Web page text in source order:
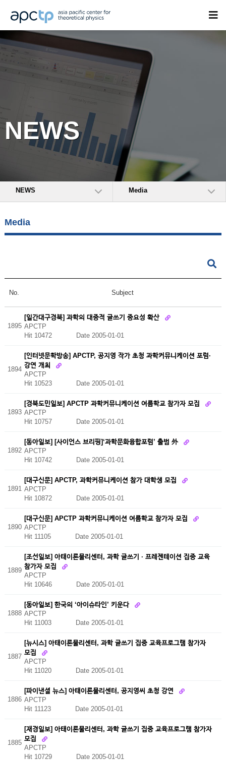
NEWS
NEWS Media
Media
No. Subject
1895
[일간대구경북] 과학의 대중적 글쓰기 중요성 확산
APCTP
Hit 10472
Date 2005-01-01
1894
[인터넷문학방송] APCTP, 공지영 작가 초청 과학커뮤니케이션 포럼·
강연 개최
APCTP
Hit 10523 Date 2005-01-01
1893
[경북도민일보] APCTP 과학커뮤니케이션 여름학교 참가자 모집
APCTP
Hit 10757
Date 2005-01-01
1892
[동아일보] [사이언스 브리핑]‘과학문화융합포럼’ 출범 外
APCTP
Hit 10742
Date 2005-01-01
1891
[대구신문] APCTP, 과학커뮤니케이션 참가 대학생 모집
APCTP
Hit 10872
Date 2005-01-01
1890
[대구신문] APCTP 과학커뮤니케이션 여름학교 참가자 모집
APCTP
Hit 11105
Date 2005-01-01
1889
[조선일보] 아태이론물리센터, 과학 글쓰기 · 프레젠테이션 집중 교육
참가자 모집
APCTP
Hit 10646 Date 2005-01-01
1888
[동아일보] 한국의 ‘아이슈타인’ 키운다
APCTP
Hit 11003
Date 2005-01-01
1887
[뉴시스] 아태이론물리센터, 과학 글쓰기 집중 교육프로그램 참가자
모집
APCTP
Hit 11020 Date 2005-01-01
1886
[파이낸셜 뉴스] 아태이론물리센터, 공지영씨 초청 강연
APCTP
Hit 11123
Date 2005-01-01
1885
[재경일보] 아태이론물리센터, 과학 글쓰기 집중 교육프로그램 참가자
모집
APCTP
Hit 10729 Date 2005-01-01